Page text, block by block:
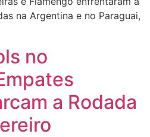
na Argentina e no Paraguai,
no
a Rodada